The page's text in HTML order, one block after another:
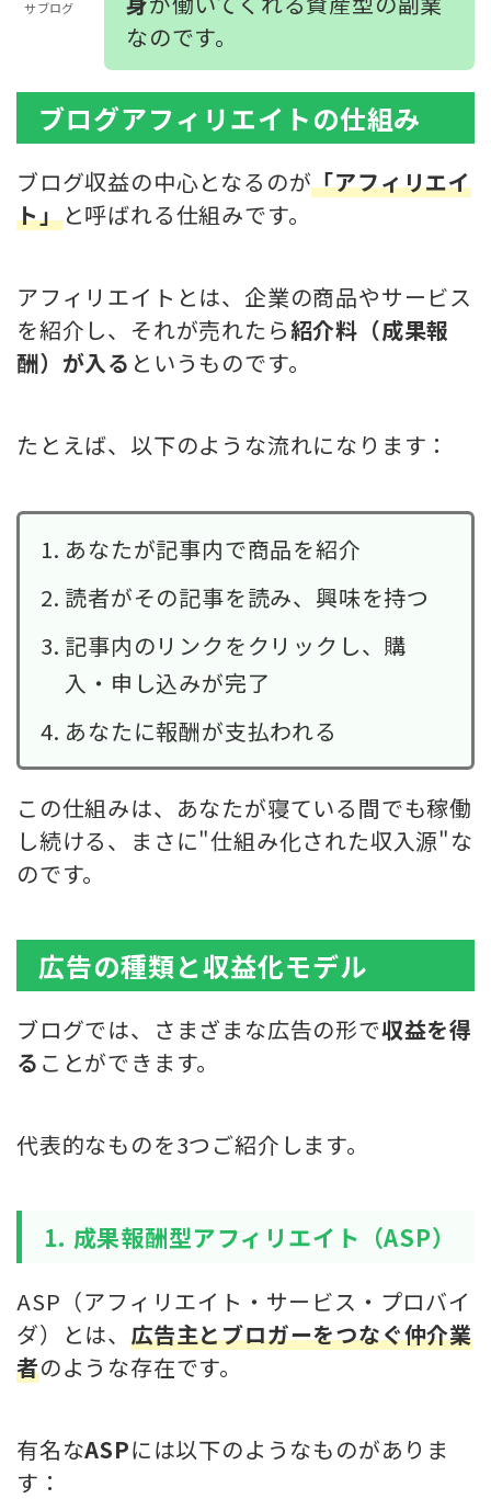
サブログ
なのです。
ブログアフィリエイトの仕組み
ブログ収益の中心となるのが「アフィリエイ
ト」と呼ばれる仕組みです。
アフィリエイトとは、企業の商品やサービス
を紹介し、それが売れたら紹介料（成果報
酬）が入る というものです。
たとえば、以下のような流れになります：
あなたが記事内で商品を紹介
読者がその記事を読み、興味を持つ
記事内のリンクをクリックし、購
入・申し込みが完了
あなたに報酬が支払われる
この仕組みは、あなたが寝ている間でも稼働
し続ける、まさに"仕組み化された収入源"な
のです。
広告の種類と収益化モデル
ブログでは、さまざまな広告の形で収益を得
る ことができます。
代表的なものを3つご紹介します。
1. 成果報酬型アフィリエイト（ASP）
ASP（アフィリエイト・サービス・プロバイ
ダ）とは、 広告主とブロガーをつなぐ仲介業
者のような存在です。
有名なASPには以下のようなものがありま
す：